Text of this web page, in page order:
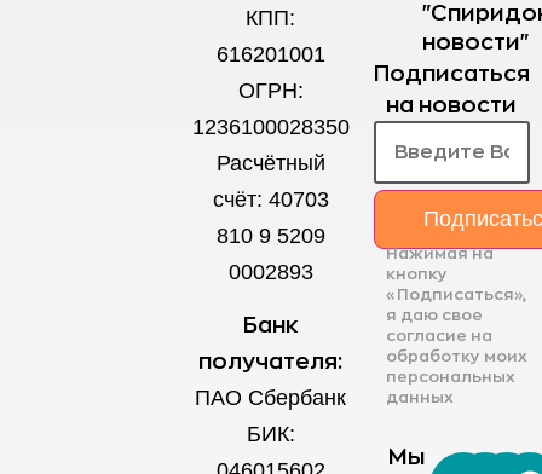
КПП:
616201001
ОГРН:
1236100028350
Расчётный
счёт: 40703
810 9 5209
0002893
Банк
получателя:
ПАО Сбербанк
БИК:
новости"
Подписаться
на новости
Нажимая на
кнопку
«Подписаться»,
я даю свое
согласие на
обработку моих
персональных
данных
Мы